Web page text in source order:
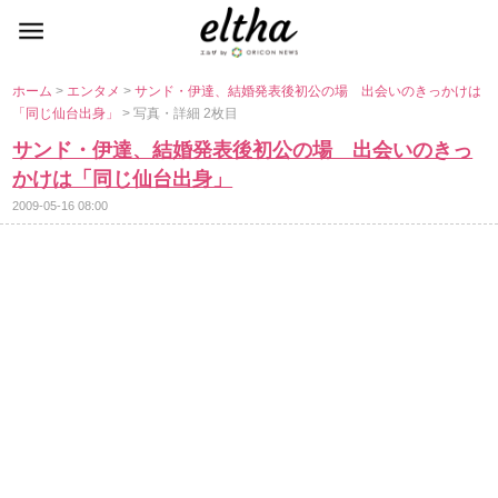
ホーム> エンタメ>サンド・伊達、結婚発表後初公の場 出会いのきっかけは
「同じ仙台出身」> 写真・詳細 2枚目
サンド・伊達、結婚発表後初公の場 出会いのきっ
かけは「同じ仙台出身」
2009-05-16 08:00